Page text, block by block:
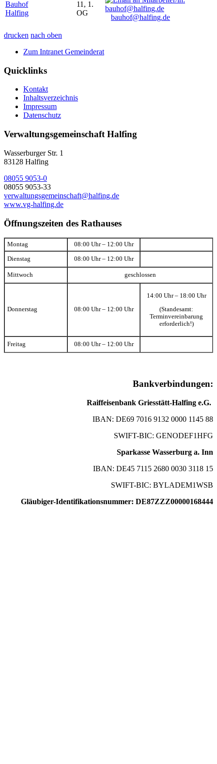
Bauhof
Halfing
11, 1.
OG
bauhof@halfing.de
drucken nach oben
Zum Intranet Gemeinderat
Quicklinks
Kontakt
Inhaltsverzeichnis
Impressum
Datenschutz
Verwaltungsgemeinschaft Halfing
Wasserburger Str. 1
83128 Halfing
08055 9053-0
08055 9053-33
verwaltungsgemeinschaft@halfing.de
www.vg-halfing.de
Öffnungszeiten des Rathauses
Montag 08:00 Uhr – 12:00 Uhr
Dienstag 08:00 Uhr – 12:00 Uhr
Mittwoch geschlossen
Donnerstag 08:00 Uhr – 12:00 Uhr
14:00 Uhr – 18:00 Uhr
(Standesamt:
Terminvereinbarung
erforderlich!)
Freitag 08:00 Uhr – 12:00 Uhr
Bankverbindungen:
Raiffeisenbank Griesstätt-Halfing e.G.
IBAN: DE69 7016 9132 0000 1145 88
SWIFT-BIC: GENODEF1HFG
Sparkasse Wasserburg a. Inn
IBAN: DE45 7115 2680 0030 3118 15
SWIFT-BIC: BYLADEM1WSB
Gläubiger-Identifikationsnummer: DE87ZZZ00000168444